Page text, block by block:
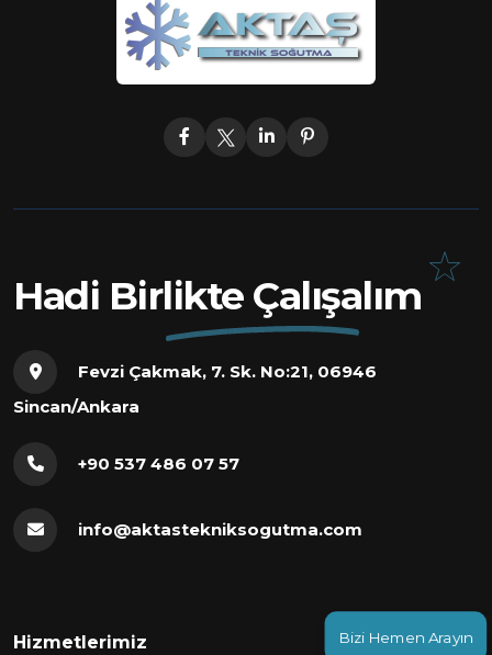
Bizi Hemen Arayın
Hadi Birlikte Çalışalım
Fevzi Çakmak, 7. Sk. No:21, 06946
Sincan/Ankara
+90 537 486 07 57
info@aktastekniksogutma.com
Hizmetlerimiz